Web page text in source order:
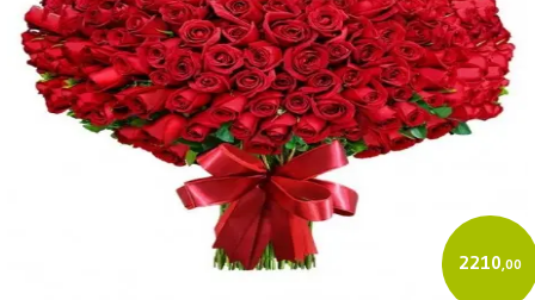
2210,00